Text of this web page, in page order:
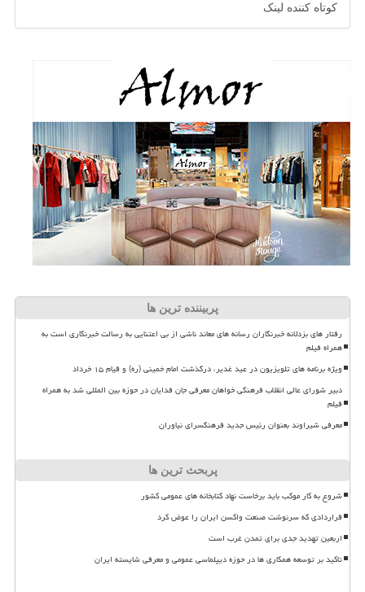
کوتاه کننده لینک
پربیننده ترین ها
رفتار های بزدلانه خبرنگاران رسانه های معاند ناشی از بی اعتنایی به رسالت خبرنگاری است به
همراه فیلم
ویژه برنامه های تلویزیون در عید غدیر، درگذشت امام خمینی (ره) و قیام ۱۵ خرداد
دبیر شورای عالی انقلاب فرهنگی خواهان معرفی جان فدایان در حوزه بین المللی شد به همراه
فیلم
معرفی شیراوند بعنوان رئیس جدید فرهنگسرای نیاوران
پربحث ترین ها
شروع به کار موکب باید برخاست نهاد کتابخانه های عمومی کشور
قراردادی که سرنوشت صنعت واکسن ایران را عوض کرد
اربعین تهدید جدی برای تمدن غرب است
تاکید بر توسعه همکاری ها در حوزه دیپلماسی عمومی و معرفی شایسته ایران